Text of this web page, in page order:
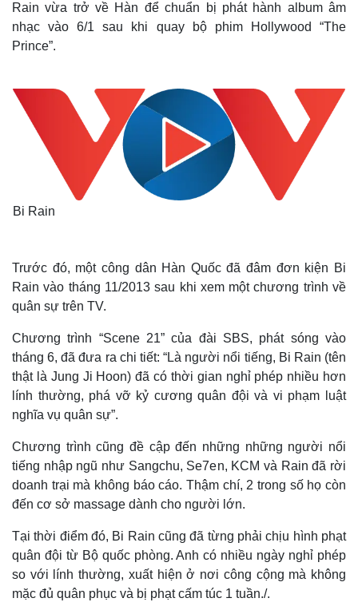
Quan sát
Cuộc sống đó đây
Hồ sơ
Video
Ảnh
E-Magazine
Infographic
Rain vừa trở về Hàn để chuẩn bị phát hành album âm
nhạc vào 6/1 sau khi quay bộ phim Hollywood “The
Prince”.
Bi Rain
Trước đó, một công dân Hàn Quốc đã đâm đơn kiện Bi
Rain vào tháng 11/2013 sau khi xem một chương trình về
quân sự trên TV.
Chương trình “Scene 21” của đài SBS, phát sóng vào
tháng 6, đã đưa ra chi tiết: “Là người nổi tiếng, Bi Rain (tên
thật là Jung Ji Hoon) đã có thời gian nghỉ phép nhiều hơn
lính thường, phá vỡ kỷ cương quân đội và vi phạm luật
nghĩa vụ quân sự”.
Chương trình cũng đề cập đến những những người nổi
tiếng nhập ngũ như Sangchu, Se7en, KCM và Rain đã rời
doanh trại mà không báo cáo. Thậm chí, 2 trong số họ còn
đến cơ sở massage dành cho người lớn.
Tại thời điểm đó, Bi Rain cũng đã từng phải chịu hình phạt
quân đội từ Bộ quốc phòng. Anh có nhiều ngày nghỉ phép
so với lính thường, xuất hiện ở nơi công cộng mà không
mặc đủ quân phục và bị phạt cấm túc 1 tuần./.